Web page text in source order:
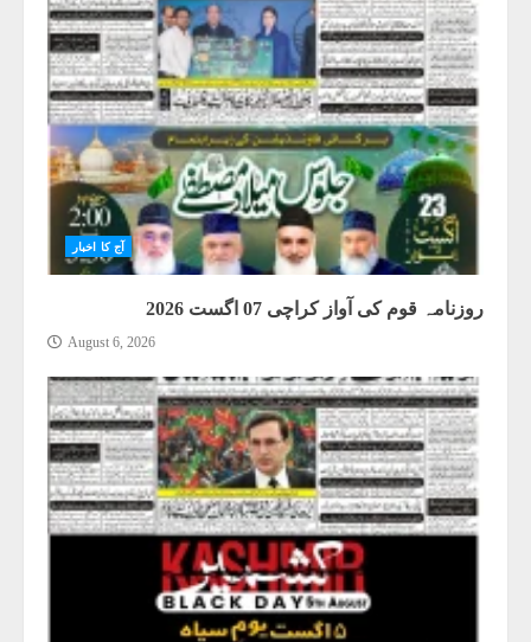
آج کا اخبار
روزنامہ قوم کی آواز کراچی 07 اگست 2026
August 6, 2026